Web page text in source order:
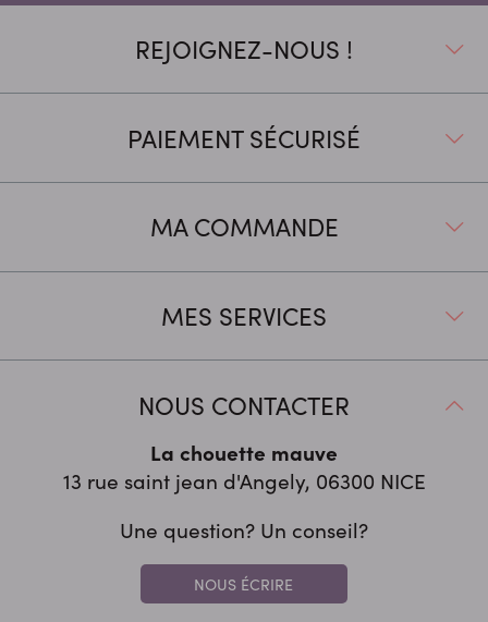
REJOIGNEZ-NOUS !
PAIEMENT SÉCURISÉ
MA COMMANDE
MES SERVICES
NOUS CONTACTER
La chouette mauve
13 rue saint jean d'Angely, 06300 NICE
Une question? Un conseil?
NOUS ÉCRIRE